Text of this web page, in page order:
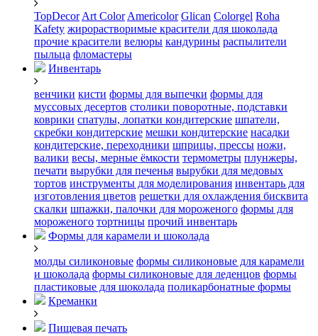
TopDecor Art Color Americolor Glican Colorgel Roha
Kafety жирорастворимые красители для шоколада
прочие красители велюры кандурины распылители
пыльца фломастеры
Инвентарь
венчики кисти формы для выпечки формы для
муссовых десертов столики поворотные, подставки
коврики cпатулы, лопатки кондитерские шпатели,
скребки кондитерские мешки кондитерские насадки
кондитерские, переходники шприцы, прессы ножи,
валики весы, мерные ёмкости термометры плунжеры,
печати вырубки для печенья вырубки для медовых
тортов инструменты для моделирования инвентарь для
изготовления цветов решетки для охлаждения бисквита
скалки шпажки, палочки для мороженого формы для
мороженого тортницы прочий инвентарь
Формы для карамели и шоколада
молды силиконовые формы силиконовые для карамели
и шоколада формы силиконовые для леденцов формы
пластиковые для шоколада поликарбонатные формы
Креманки
Пищевая печать